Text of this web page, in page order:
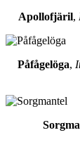
Apollofjäril,
Påfågelöga,